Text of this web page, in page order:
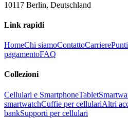
10117 Berlin, Deutschland
Link rapidi
HomeChi siamoContattoCarriere
pagamentoFAQ
Collezioni
Cellulari e SmartphoneTablet
smartwatchCuffie per cellulariAltri
bankSupporti per cellulari